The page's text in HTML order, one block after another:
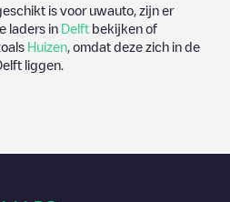
is voor uwauto, zijn er
laders in Delft bekijken of
Huizen , omdat deze zich in de
liggen.